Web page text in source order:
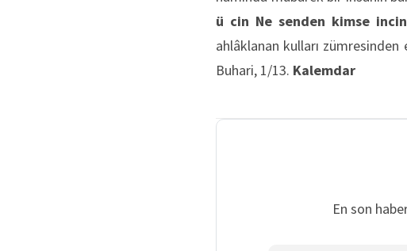
ü cin Ne senden kimse
ahlâklanan kulları
Buhari, 1/13. Kalemdar
En son